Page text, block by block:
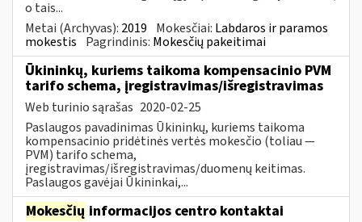
o tais...
Metai (Archyvas): 2019 Mokesčiai: Labdaros ir paramos
mokestis Pagrindinis: Mokesčių pakeitimai
Ūkininkų, kuriems taikoma kompensacinio PVM
tarifo schema, įregistravimas/išregistravimas
Web turinio sąrašas 2020-02-25
Paslaugos pavadinimas Ūkininkų, kuriems taikoma
kompensacinio pridėtinės vertės mokesčio (toliau —
PVM) tarifo schema,
įregistravimas/išregistravimas/duomenų keitimas.
Paslaugos gavėjai Ūkininkai,...
Mokesčių informacijos centro kontaktai